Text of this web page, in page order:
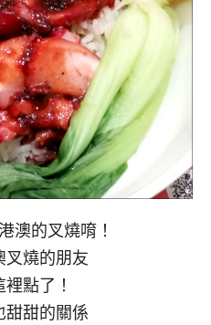
澳的叉燒唷！
叉燒的朋友
點了！
甜甜的關係